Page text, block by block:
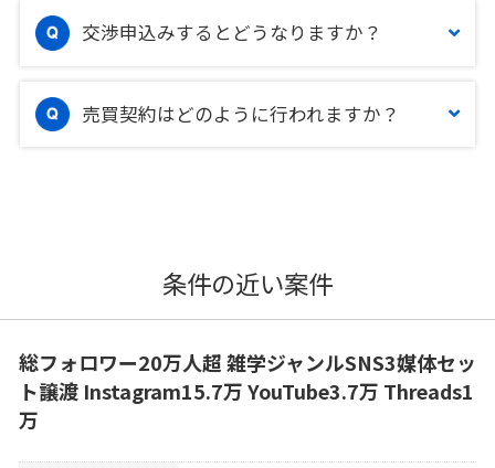
交渉申込みするとどうなりますか？
売買契約はどのように行われますか？
条件の近い案件
総フォロワー20万人超 雑学ジャンルSNS3媒体セッ
ト譲渡 Instagram15.7万 YouTube3.7万 Threads1
万